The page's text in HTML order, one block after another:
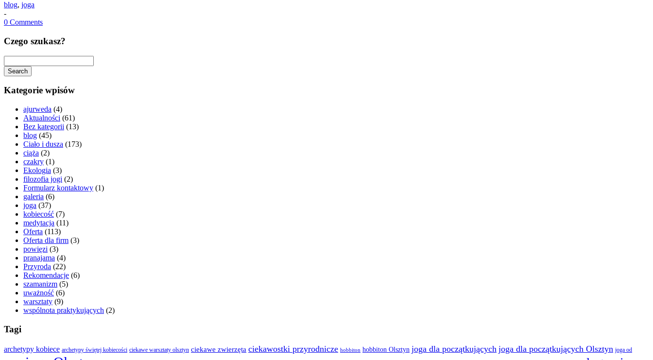
blog, joga
-
0 Comments
Czego szukasz?
Search
is
progress
Kategorie wpisów
ajurweda (4)
Aktualności (61)
Bez kategorii (13)
blog (45)
Ciało i dusza (173)
ciąża (2)
czakry (1)
Ekologia (3)
filozofia jogi (2)
Formularz kontaktowy (1)
galeria (6)
joga (37)
kobiecość (7)
medytacja (11)
Oferta (113)
Oferta dla firm (3)
powięzi (3)
pranajama (4)
Przyroda (22)
Rekomendacje (6)
szamanizm (5)
uważność (6)
warsztaty (9)
wspólnota praktykujących (2)
Tagi
archetypy kobiece archetypy świętej kobiecości ciekawe warsztaty olsztyn ciekawe zwierzęta ciekawostki przyrodnicze hobbiton hobbiton Olsztyn joga dla początkujących joga dla początkujących Olsztyn joga od